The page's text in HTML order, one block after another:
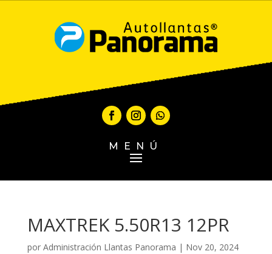
MENÚ
MAXTREK 5.50R13 12PR
por Administración Llantas Panorama | Nov 20, 2024